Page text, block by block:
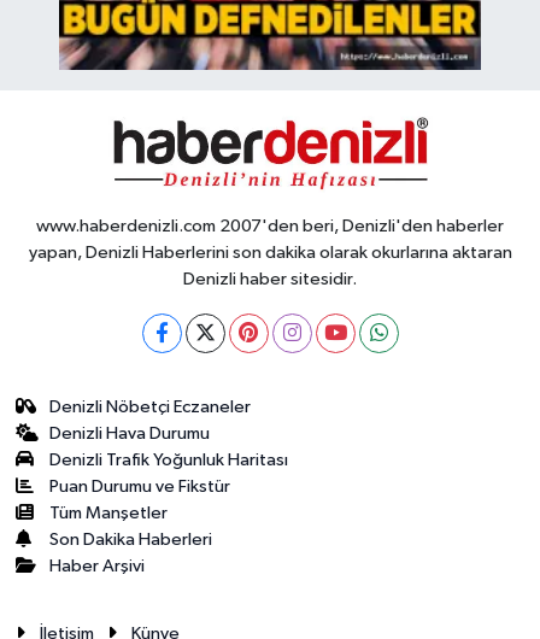
www.haberdenizli.com 2007'den beri, Denizli'den haberler
yapan, Denizli Haberlerini son dakika olarak okurlarına aktaran
Denizli haber sitesidir.
Denizli Nöbetçi Eczaneler
Denizli Hava Durumu
Denizli Trafik Yoğunluk Haritası
Puan Durumu ve Fikstür
Tüm Manşetler
Son Dakika Haberleri
Haber Arşivi
İletisim Künye